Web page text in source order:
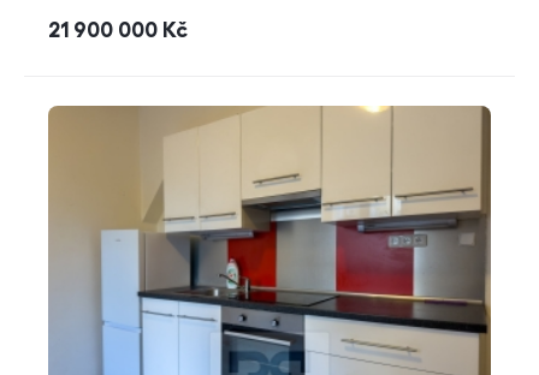
cena
21 900 000 Kč